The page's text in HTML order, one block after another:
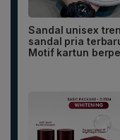
Sandal unisex
sandal pria
Motif kartun